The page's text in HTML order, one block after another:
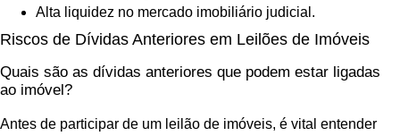
Alta liquidez no mercado imobiliário judicial.
Riscos de Dívidas Anteriores em Leilões de Imóveis
Quais são as dívidas anteriores que podem estar ligadas
ao imóvel?
Antes de participar de um leilão de imóveis, é vital entender